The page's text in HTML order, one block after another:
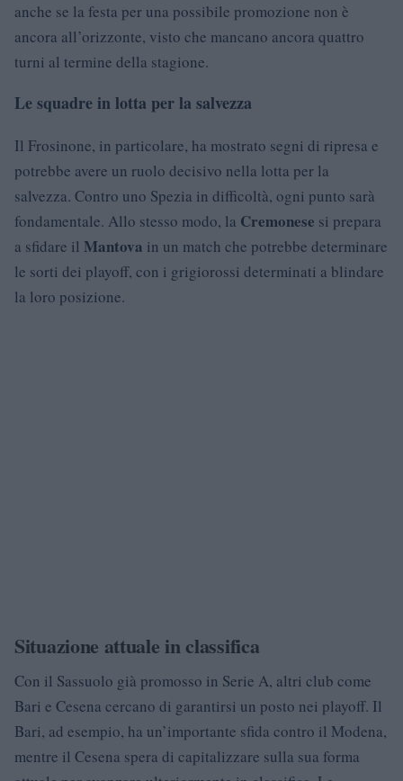
anche se la festa per una possibile promozione non è
ancora all’orizzonte, visto che mancano ancora quattro
turni al termine della stagione.
Le squadre in lotta per la salvezza
Il Frosinone, in particolare, ha mostrato segni di ripresa e
potrebbe avere un ruolo decisivo nella lotta per la
salvezza. Contro uno Spezia in difficoltà, ogni punto sarà
fondamentale. Allo stesso modo, la Cremonese si prepara
a sfidare il Mantova in un match che potrebbe determinare
le sorti dei playoff, con i grigiorossi determinati a blindare
la loro posizione.
Situazione attuale in classifica
Con il Sassuolo già promosso in Serie A, altri club come
Bari e Cesena cercano di garantirsi un posto nei playoff. Il
Bari, ad esempio, ha un’importante sfida contro il Modena,
mentre il Cesena spera di capitalizzare sulla sua forma